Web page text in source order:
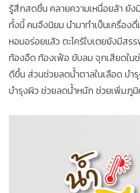
รู้สึกสดชื่น คลายความเหนื่อยล้า ยั
ทั้งนี้ คนจึงนิยม นำมาทำเป็นเครื่อง
หอมอร่อยแล้ว ตะไคร้ใบเตยยังมีส
ท้องอืด ท้องเฟ้อ ขับลม จุกเสียดใน
ดีขึ้น ส่วนช่วยลดน้ำตาลในเลือด บำ
บำรุงผิว ช่วยลดน้ำหนัก ช่วยเพิ่มภู